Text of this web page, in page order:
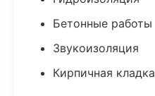
Бетонные работы
Звукоизоляция
Кирпичная кладка